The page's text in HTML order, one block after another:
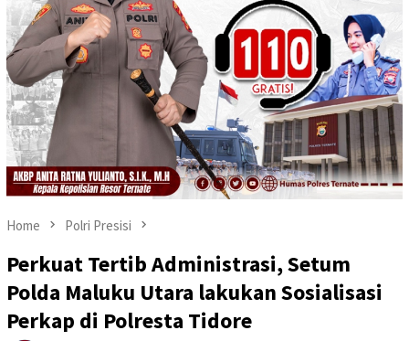
Home Polri Presisi
Perkuat Tertib Administrasi, Setum
Polda Maluku Utara lakukan Sosialisasi
Perkap di Polresta Tidore